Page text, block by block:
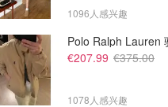
1096人感兴趣
Polo Ralph Lauren
€207.99 €375.00
1078人感兴趣